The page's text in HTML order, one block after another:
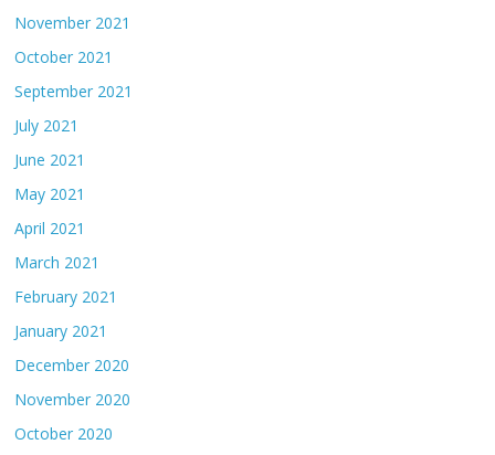
November 2021
October 2021
September 2021
July 2021
June 2021
May 2021
April 2021
March 2021
February 2021
January 2021
December 2020
November 2020
October 2020